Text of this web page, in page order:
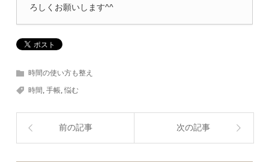
ろしくお願いします^^
時間の使い方も整え
時間 ,手帳,悩む
前の記事 次の記事